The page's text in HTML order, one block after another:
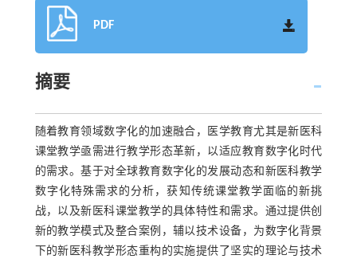
PDF
摘要
随着教育领域数字化的加速融合，医学教育尤其是新医科
课堂教学亟需进行教学形态革新，以适应教育数字化时代
的需求。基于对全球教育数字化的发展动态和新医科教学
数字化特殊需求的分析，获知传统课堂教学面临的新挑
战，以及新医科课堂教学的具体特性和需求。通过提供创
新的教学模式及整合案例，辅以技术设备，为数字化背景
下的新医科教学形态重构的实施提供了坚实的理论与技术